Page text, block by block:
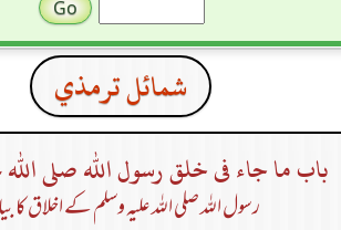
شمائل ترمذي
باب ما جاء فى خلق رسول الله صلى
رسول اللہ صلی اللہ علیہ وسلم کے اخلاق کا